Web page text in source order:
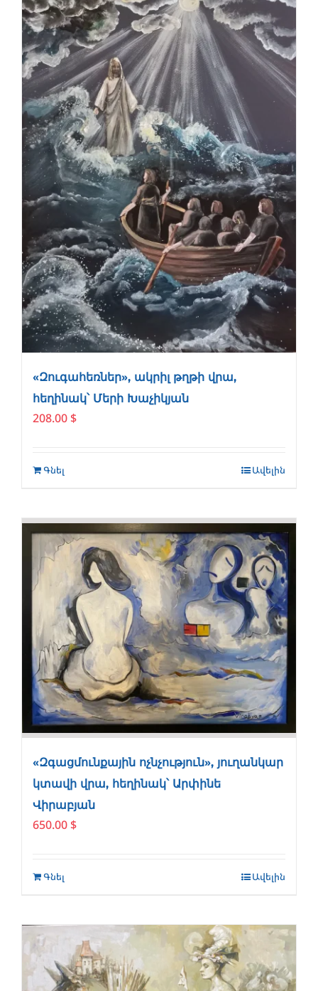
«Զուգահեռներ», ակրիլ թղթի վրա,
հեղինակ՝ Մերի Խաչիկյան
208.00 $
Գնել Ավելին
«Զգացմունքային ոչնչություն», յուղանկար
կտավի վրա, հեղինակ՝ Արփինե
Վիրաբյան
650.00 $
Գնել Ավելին